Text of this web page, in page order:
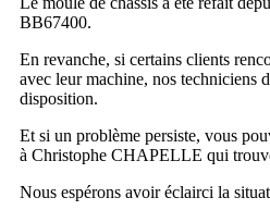
BB67400.
En revanche, si certains clients
avec leur machine, nos techniciens
disposition.
Et si un problème persiste, vous
à Christophe CHAPELLE qui
Nous espérons avoir éclairci la